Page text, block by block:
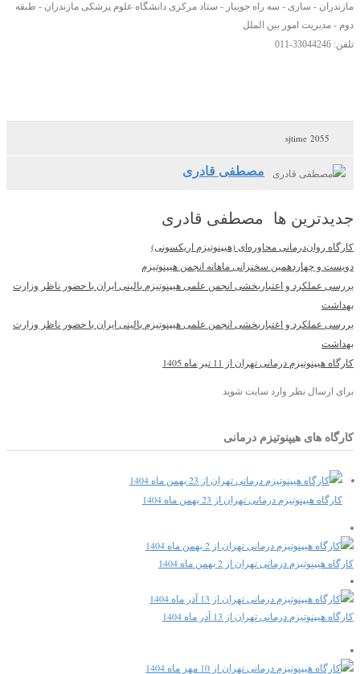
مازندران - ساری - سه راه جویبار - ستاد مرکزی دانشگاه علوم پزشکی مازندران - طبقه
دوم - مدیریت امور بین الملل
تلفن: 33044246-011
2055 sjtime
مصطفی قادری
جدیدترین ها مصطفی قادری
کارگاه روان‌درمانی محاوره‌ای (هیپنوتیزم اریکسونی)
دویست و چهاردهمین سخنرانی ماهانه انجمن هیپنوتیزم
بررسی عملکرد و اعتباربخشی انجمن علمی هیپنوتیزم بالینی ایران با حضور ناظر وزارت
بهداشت
بررسی عملکرد و اعتباربخشی انجمن علمی هیپنوتیزم بالینی ایران با حضور ناظر وزارت
بهداشت
کارگاه هیپنوتیزم درمانی تهران از 11 تیر ماه 1405
برای ارسال نظر وارد سایت شوید
کارگاه های هیپنوتیزم درمانی
کارگاه هیپنوتیزم درمانی تهران از 23 بهمن ماه 1404
کارگاه هیپنوتیزم درمانی تهران از 2 بهمن ماه 1404
کارگاه هیپنوتیزم درمانی تهران از 13 آذر ماه 1404